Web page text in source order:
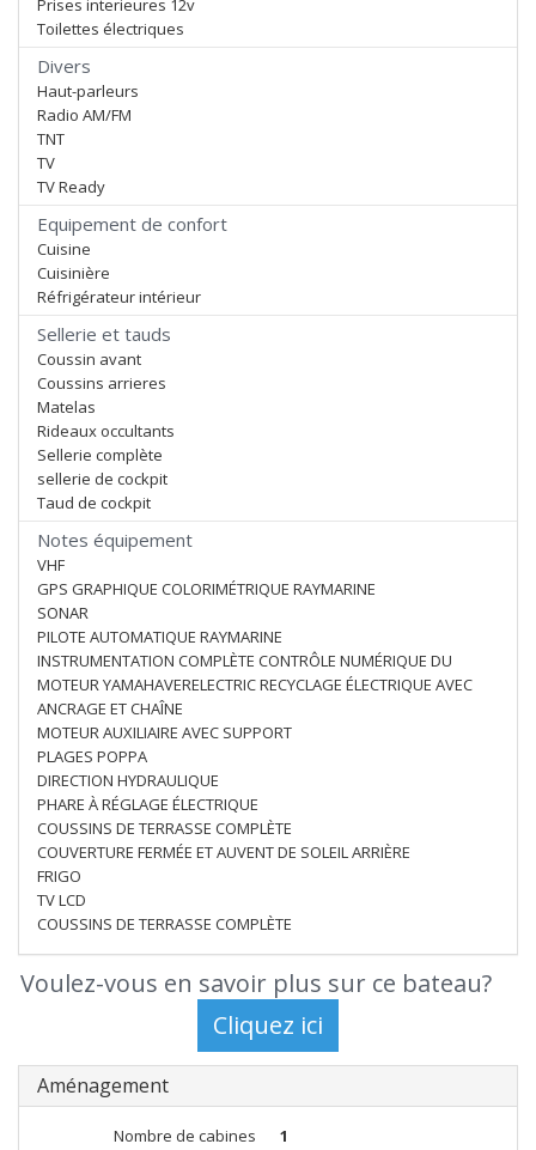
Prises interieures 12v
Toilettes électriques
Divers
Haut-parleurs
Radio AM/FM
TNT
TV
TV Ready
Equipement de confort
Cuisine
Cuisinière
Réfrigérateur intérieur
Sellerie et tauds
Coussin avant
Coussins arrieres
Matelas
Rideaux occultants
Sellerie complète
sellerie de cockpit
Taud de cockpit
Notes équipement
VHF
GPS GRAPHIQUE COLORIMÉTRIQUE RAYMARINE
SONAR
PILOTE AUTOMATIQUE RAYMARINE
INSTRUMENTATION COMPLÈTE CONTRÔLE NUMÉRIQUE DU
MOTEUR YAMAHAVERELECTRIC RECYCLAGE ÉLECTRIQUE AVEC
ANCRAGE ET CHAÎNE
MOTEUR AUXILIAIRE AVEC SUPPORT
PLAGES POPPA
DIRECTION HYDRAULIQUE
PHARE À RÉGLAGE ÉLECTRIQUE
COUSSINS DE TERRASSE COMPLÈTE
COUVERTURE FERMÉE ET AUVENT DE SOLEIL ARRIÈRE
FRIGO
TV LCD
COUSSINS DE TERRASSE COMPLÈTE
Voulez-vous en savoir plus sur ce bateau?
Aménagement
Nombre de cabines
1